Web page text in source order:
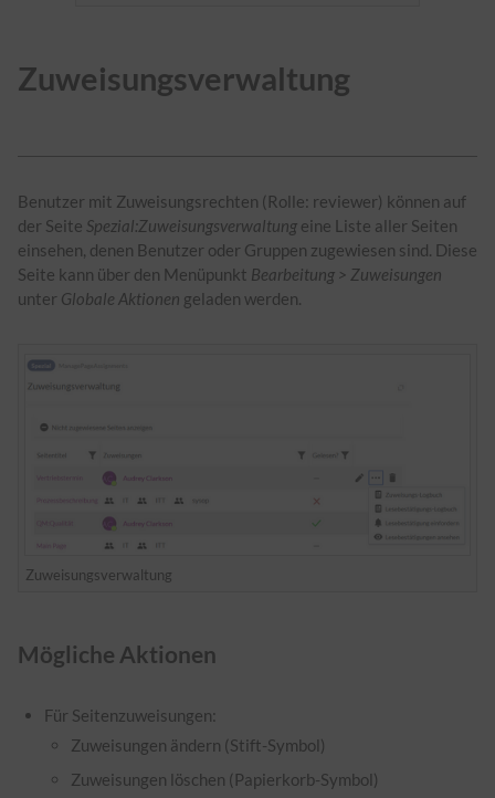
Zuweisungsverwaltung
Benutzer mit Zuweisungsrechten (Rolle: reviewer) können auf
der Seite Spezial:Zuweisungsverwaltung eine Liste aller Seiten
einsehen, denen Benutzer oder Gruppen zugewiesen sind. Diese
Seite kann über den Menüpunkt Bearbeitung > Zuweisungen
unter Globale Aktionen geladen werden.
Zuweisungsverwaltung
Mögliche Aktionen
Für Seitenzuweisungen:
Zuweisungen ändern (Stift-Symbol)
Zuweisungen löschen (Papierkorb-Symbol)